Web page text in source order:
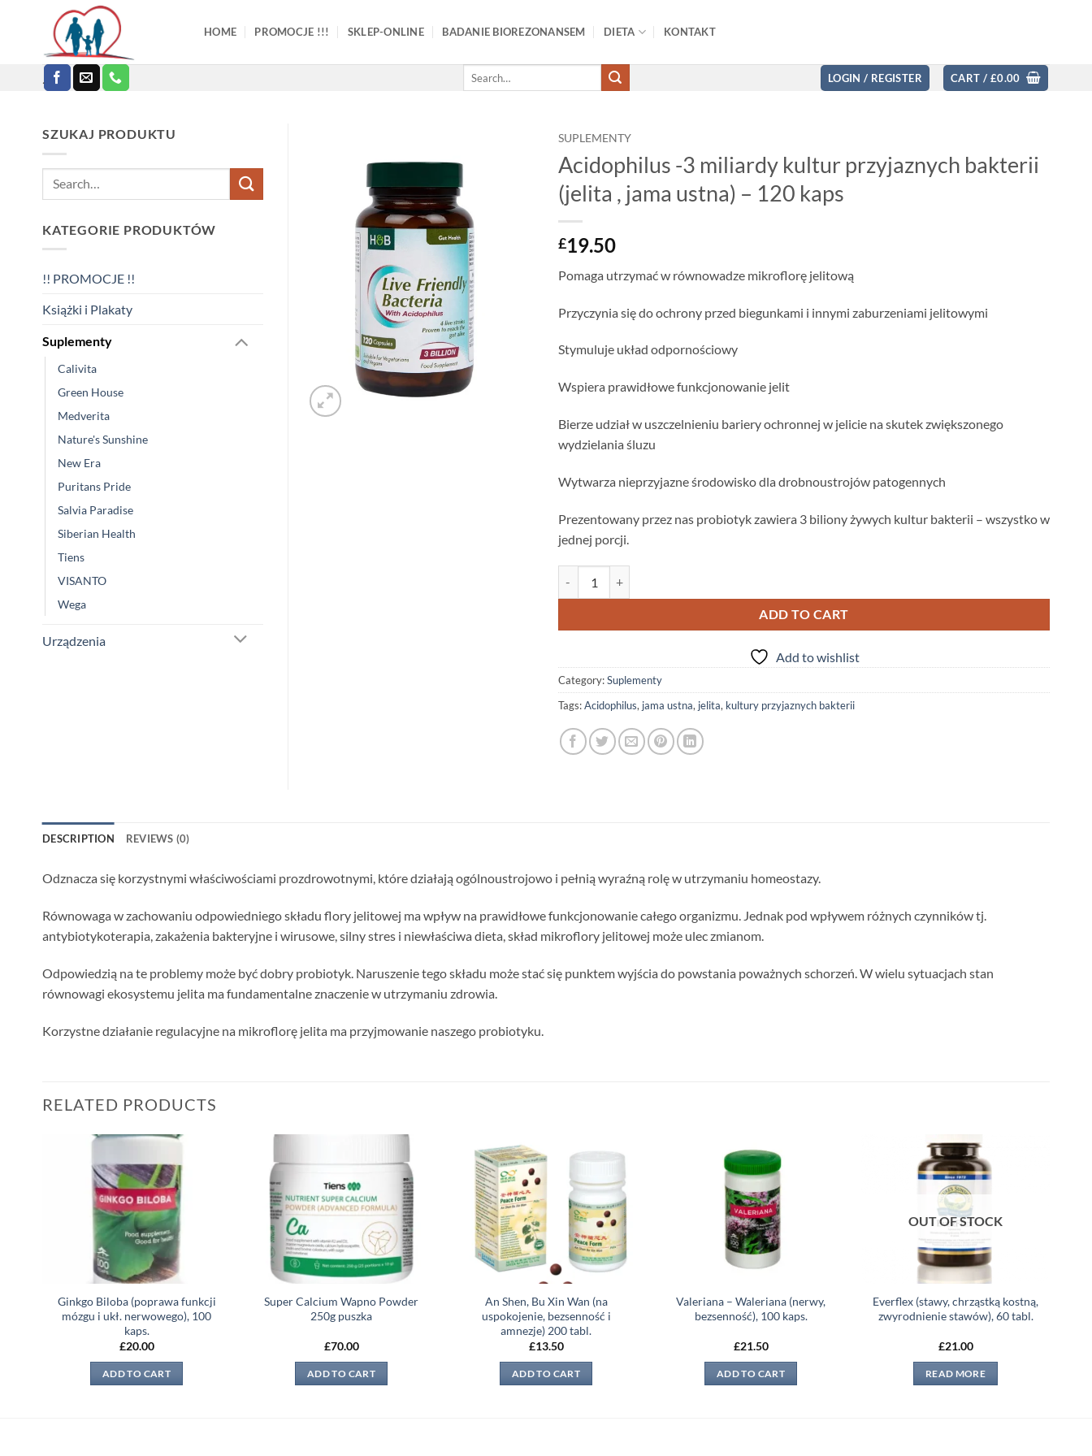
.
HOME PROMOCJE !!! SKLEP-ONLINE BADANIE BIOREZONANSEM DIETA KONTAKT
Search
LOGIN / REGISTER CART / £0.00
SUPLEMENTY
Acidophilus -3 miliardy kultur przyjaznych bakterii
(jelita , jama ustna) – 120 kaps
£19.50
Pomaga utrzymać w równowadze mikroflorę jelitową
Przyczynia się do ochrony przed biegunkami i innymi zaburzeniami jelitowymi
Stymuluje układ odpornościowy
Wspiera prawidłowe funkcjonowanie jelit
Bierze udział w uszczelnieniu bariery ochronnej w jelicie na skutek zwiększonego
wydzielania śluzu
Wytwarza nieprzyjazne środowisko dla drobnoustrojów patogennych
Prezentowany przez nas probiotyk zawiera 3 biliony żywych kultur bakterii – wszystko w
jednej porcji.
ADD TO CART
Add to wishlist
Category:Suplementy
Tags:Acidophilus, jama ustna, jelita, kultury przyjaznych bakterii
SZUKAJ PRODUKTU
Search
KATEGORIE PRODUKTÓW
!! PROMOCJE !!
Książki i Plakaty
Suplementy
Calivita
Green House
Medverita
Nature's Sunshine
New Era
Puritans Pride
Salvia Paradise
Siberian Health
Tiens
VISANTO
Wega
Urządzenia
DESCRIPTION REVIEWS (0)
Odznacza się korzystnymi właściwościami prozdrowotnymi, które działają ogólnoustrojowo i pełnią wyraźną rolę w utrzymaniu homeostazy.
Równowaga w zachowaniu odpowiedniego składu flory jelitowej ma wpływ na prawidłowe funkcjonowanie całego organizmu. Jednak pod wpływem różnych czynników tj.
antybiotykoterapia, zakażenia bakteryjne i wirusowe, silny stres i niewłaściwa dieta, skład mikroflory jelitowej może ulec zmianom.
Odpowiedzią na te problemy może być dobry probiotyk. Naruszenie tego składu może stać się punktem wyjścia do powstania poważnych schorzeń. W wielu sytuacjach stan
równowagi ekosystemu jelita ma fundamentalne znaczenie w utrzymaniu zdrowia.
Korzystne działanie regulacyjne na mikroflorę jelita ma przyjmowanie naszego probiotyku.
RELATED PRODUCTS
Ginkgo Biloba (poprawa funkcji
mózgu i ukł. nerwowego), 100
kaps.
£20.00
ADD TO CART
Add to
wishlist
Super Calcium Wapno Powder
250g puszka
£70.00
ADD TO CART
Add to
wishlist
An Shen, Bu Xin Wan (na
uspokojenie, bezsenność i
amnezje) 200 tabl.
£13.50
ADD TO CART
Valeriana – Waleriana (nerwy,
bezsenność), 100 kaps.
£21.50
ADD TO CART
OUT OF STOCK
Everflex (stawy, chrząstką kostną,
zwyrodnienie stawów), 60 tabl.
£21.00
READ MORE